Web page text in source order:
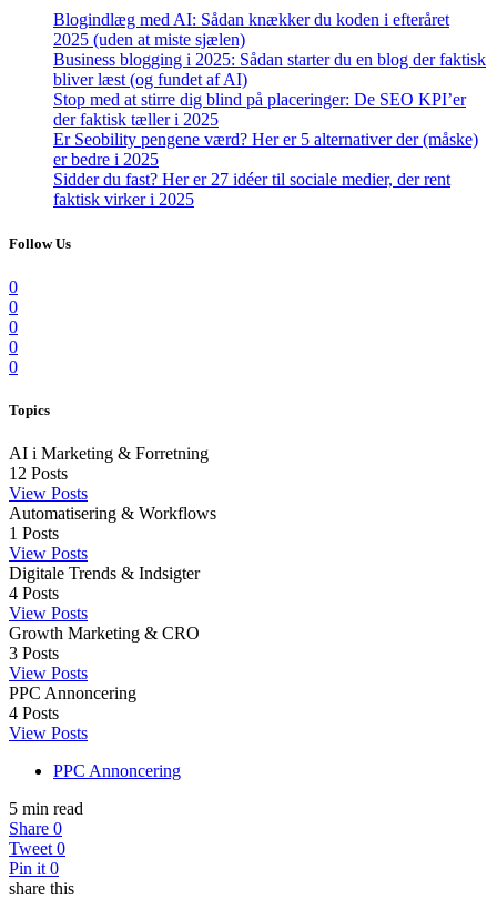
Blogindlæg med AI: Sådan knækker du koden i efteråret
2025 (uden at miste sjælen)
Business blogging i 2025: Sådan starter du en blog der faktisk
bliver læst (og fundet af AI)
Stop med at stirre dig blind på placeringer: De SEO KPI’er
der faktisk tæller i 2025
Er Seobility pengene værd? Her er 5 alternativer der (måske)
er bedre i 2025
Sidder du fast? Her er 27 idéer til sociale medier, der rent
faktisk virker i 2025
Follow Us
0
0
0
0
0
Topics
AI i Marketing & Forretning
12 Posts
View Posts
Automatisering & Workflows
1 Posts
View Posts
Digitale Trends & Indsigter
4 Posts
View Posts
Growth Marketing & CRO
3 Posts
View Posts
PPC Annoncering
4 Posts
View Posts
PPC Annoncering
5 min read
Share 0
Tweet 0
Pin it 0
share this